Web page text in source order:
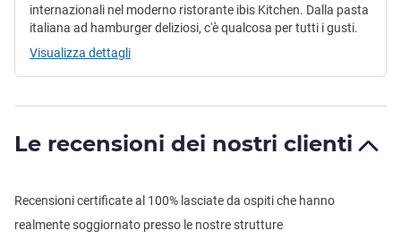
internazionali nel moderno ristorante ibis Kitchen. Dalla pasta
italiana ad hamburger deliziosi, c'è qualcosa per tutti i gusti.
Visualizza dettagli
Le recensioni dei nostri clienti
Recensioni certificate al 100% lasciate da ospiti che hanno
realmente soggiornato presso le nostre strutture